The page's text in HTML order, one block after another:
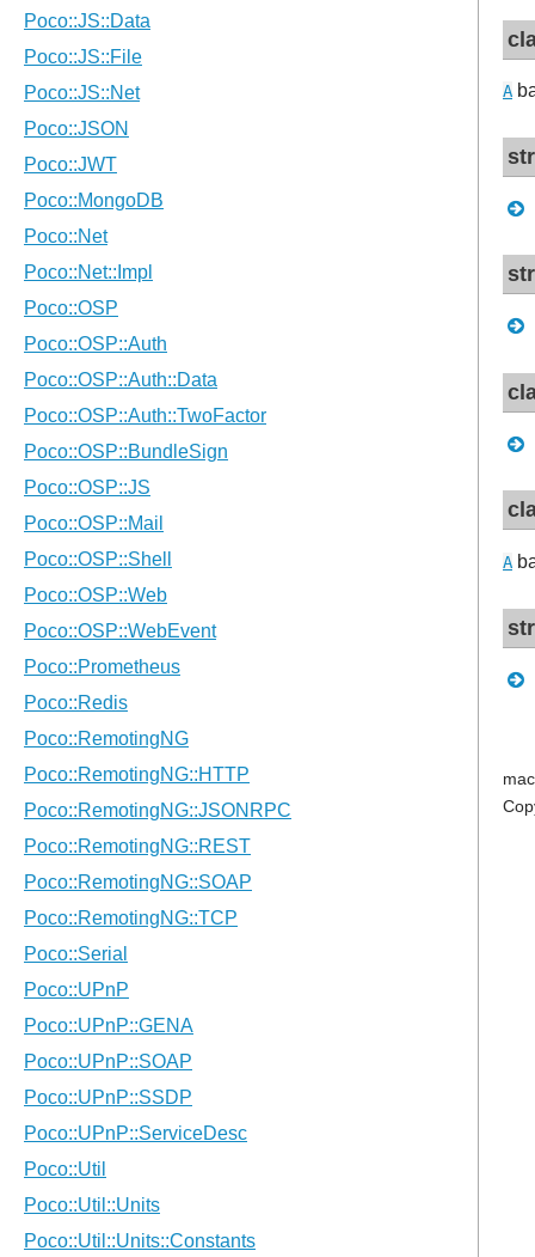
A
A